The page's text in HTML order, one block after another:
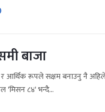
बाजा
आर्थिक रूपले सक्षम बनाउनु नै
'मिसन ८४' भन्दै...